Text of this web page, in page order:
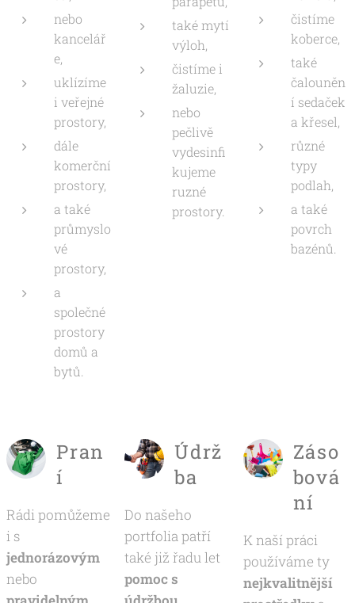
nebo
kancelář
e,
uklízíme
i veřejné
prostory,
dále
komerční
prostory,
a také
průmyslo
vé
prostory,
a
společné
prostory
domů a
bytů.
také mytí
výloh,
čistíme i
žaluzie,
nebo
pečlivě
vydesinfi
kujeme
ruzné
prostory.
čistíme
koberce,
také
čalouněn
í sedaček
a křesel,
různé
typy
podlah,
a také
povrch
bazénů.
Pran
í
Rádi pomůžeme
i s
jednorázovým
nebo
Údrž
ba
Do našeho
portfolia patří
také již řadu let
pomoc s
Záso
bová
ní
K naší práci
používáme ty
nejkvalitnější